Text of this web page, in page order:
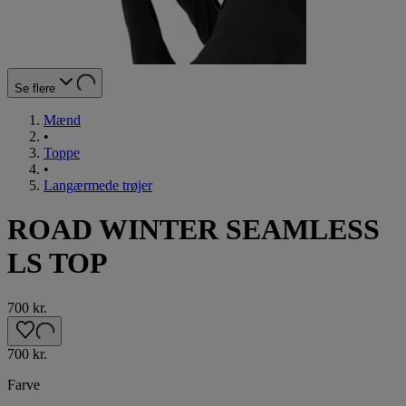
Se flere
Mænd
•
Toppe
•
Langærmede trøjer
ROAD WINTER SEAMLESS
LS TOP
700 kr.
700 kr.
Farve